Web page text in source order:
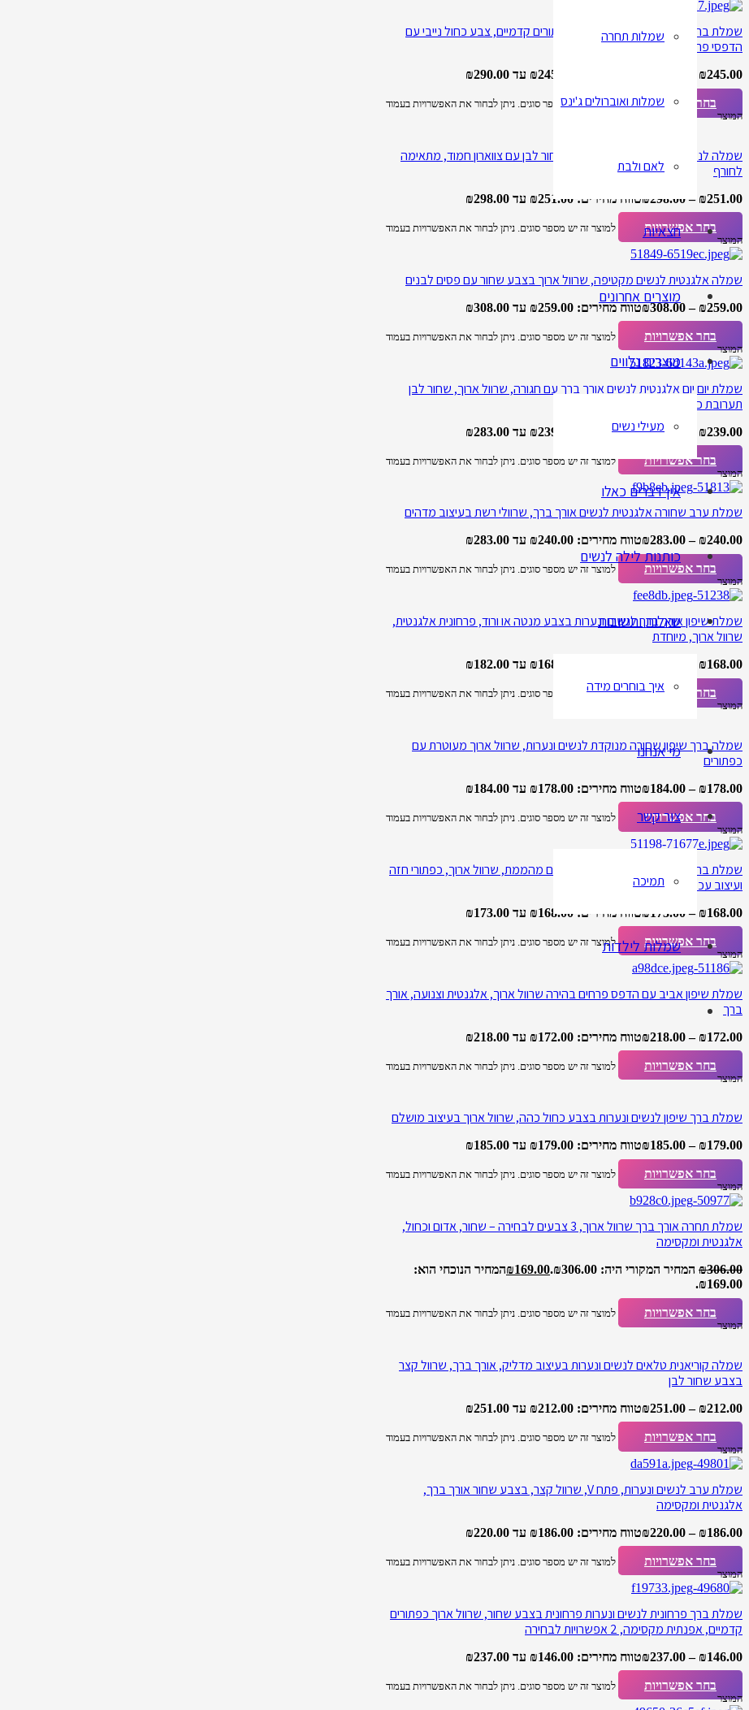
שמלות תחרה
שמלות ואוברולים ג'ינס
לאם ולבת
חצאיות
מוצרים אחרונים
מוצרים נלווים
מעילי נשים
אין דברים כאלו
כותנות לילה לנשים
שאלות ותשובות
איך בוחרים מידה
מי אנחנו
צור קשר
תמיכה
שמלות לילדות
שמלת ברך לנשים שרוול ארוך סגירת כפתורים קדמיים, צבע כחול נייבי עם
הדפסי פרחים
₪245.00
בחר אפשרויות
למוצר זה יש מספר סוגים. ניתן לבחור את האפשרויות בעמוד
המוצר
שמלה לנשים צנועה, אורך ברך בצבע שחור לבן עם צווארון חמוד, מתאימה
לחורף
₪251.00
–
₪298.00 טווח מחירים: ⁦₪251.00⁩ עד ⁦₪298.00⁩
בחר אפשרויות
למוצר זה יש מספר סוגים. ניתן לבחור את האפשרויות בעמוד
המוצר
שמלה אלגנטית לנשים מקטיפה, שרוול ארוך בצבע שחור עם פסים לבנים
₪259.00
–
₪308.00 טווח מחירים: ⁦₪259.00⁩ עד ⁦₪308.00⁩
בחר אפשרויות
למוצר זה יש מספר סוגים. ניתן לבחור את האפשרויות בעמוד
המוצר
שמלת יום יום אלגנטית לנשים אורך ברך עם חגורה, שרוול ארוך, שחור לבן
תערובת כותנה
₪239.00
₪283.00 טווח מחירים: ⁦₪239.00⁩ עד ⁦₪283.00⁩
בחר אפשרויות
למוצר זה יש מספר סוגים. ניתן לבחור את האפשרויות בעמוד
המוצר
שמלת ערב שחורה אלגנטית לנשים אורך ברך, שרוולי רשת בעיצוב מדהים
₪240.00
–
₪283.00 טווח מחירים: ⁦₪240.00⁩ עד ⁦₪283.00⁩
בחר אפשרויות
למוצר זה יש מספר סוגים. ניתן לבחור את האפשרויות בעמוד
המוצר
שמלת שיפון אורך ברך לנשים ונערות בצבע מנטה או ורוד, פרחונית אלגנטית,
שרוול ארוך, מיוחדת
₪168.00
בחר אפשרויות
למוצר זה יש מספר סוגים. ניתן לבחור את האפשרויות בעמוד
המוצר
שמלה ברך שיפון שחורה מנוקדת לנשים ונערות, שרוול ארוך מעוטרת עם
כפתורים
₪178.00
–
₪184.00 טווח מחירים: ⁦₪178.00⁩ עד ⁦₪184.00⁩
בחר אפשרויות
למוצר זה יש מספר סוגים. ניתן לבחור את האפשרויות בעמוד
המוצר
שמלת ברך לנשים פרחונית בגוונים של חום מהממת, שרוול ארוך, כפתורי חזה
ועיצוב עכשווי
₪168.00
–
₪ 173.00 טווח מחירים: ⁦₪168.00⁩ עד ⁦₪173.00⁩
בחר אפשרויות
למוצר זה יש מספר סוגים. ניתן לבחור את האפשרויות בעמוד
המוצר
שמלת שיפון אביב עם הדפס פרחים בהירה שרוול ארוך, אלגנטית וצנועה, אורך
ברך
₪172.00
–
₪218.00 טווח מחירים: ⁦₪172.00⁩ עד ⁦₪218.00⁩
בחר אפשרויות
למוצר זה יש מספר סוגים. ניתן לבחור את האפשרויות בעמוד
המוצר
שמלת ברך שיפון לנשים ונערות בצבע כחול כהה, שרוול ארוך בעיצוב מושלם
₪179.00
–
₪185.00 טווח מחירים: ⁦₪179.00⁩ עד ⁦₪185.00⁩
בחר אפשרויות
למוצר זה יש מספר סוגים. ניתן לבחור את האפשרויות בעמוד
המוצר
שמלת תחרה אורך ברך שרוול ארוך, 3 צבעים לבחירה – שחור, אדום וכחול,
אלגנטית ומקסימה
₪306.00 המחיר המקורי היה: ₪306.00. ₪169.00
המחיר הנוכחי הוא:
₪169.00.
בחר אפשרויות
למוצר זה יש מספר סוגים. ניתן לבחור את האפשרויות בעמוד
המוצר
שמלה קוריאנית טלאים לנשים ונערות בעיצוב מדליק, אורך ברך, שרוול קצר
בצבע שחור לבן
₪212.00
–
₪251.00 טווח מחירים: ⁦₪212.00⁩ עד ⁦₪251.00⁩
בחר אפשרויות
למוצר זה יש מספר סוגים. ניתן לבחור את האפשרויות בעמוד
המוצר
שמלת ערב לנשים ונערות, פתח V, שרוול קצר, בצבע שחור אורך ברך,
אלגנטית ומקסימה
₪186.00
–
₪220.00 טווח מחירים: ⁦₪186.00⁩ עד ⁦₪220.00⁩
בחר אפשרויות
למוצר זה יש מספר סוגים. ניתן לבחור את האפשרויות בעמוד
המוצר
שמלת ברך פרחונית לנשים ונערות פרחונית בצבע שחור, שרוול ארוך כפתורים
קדמיים, אפנתית מקסימה, 2 אפשרויות לבחירה
₪146.00
–
₪237.00 טווח מחירים: ⁦₪146.00⁩ עד ⁦₪237.00⁩
בחר אפשרויות
למוצר זה יש מספר סוגים. ניתן לבחור את האפשרויות בעמוד
המוצר